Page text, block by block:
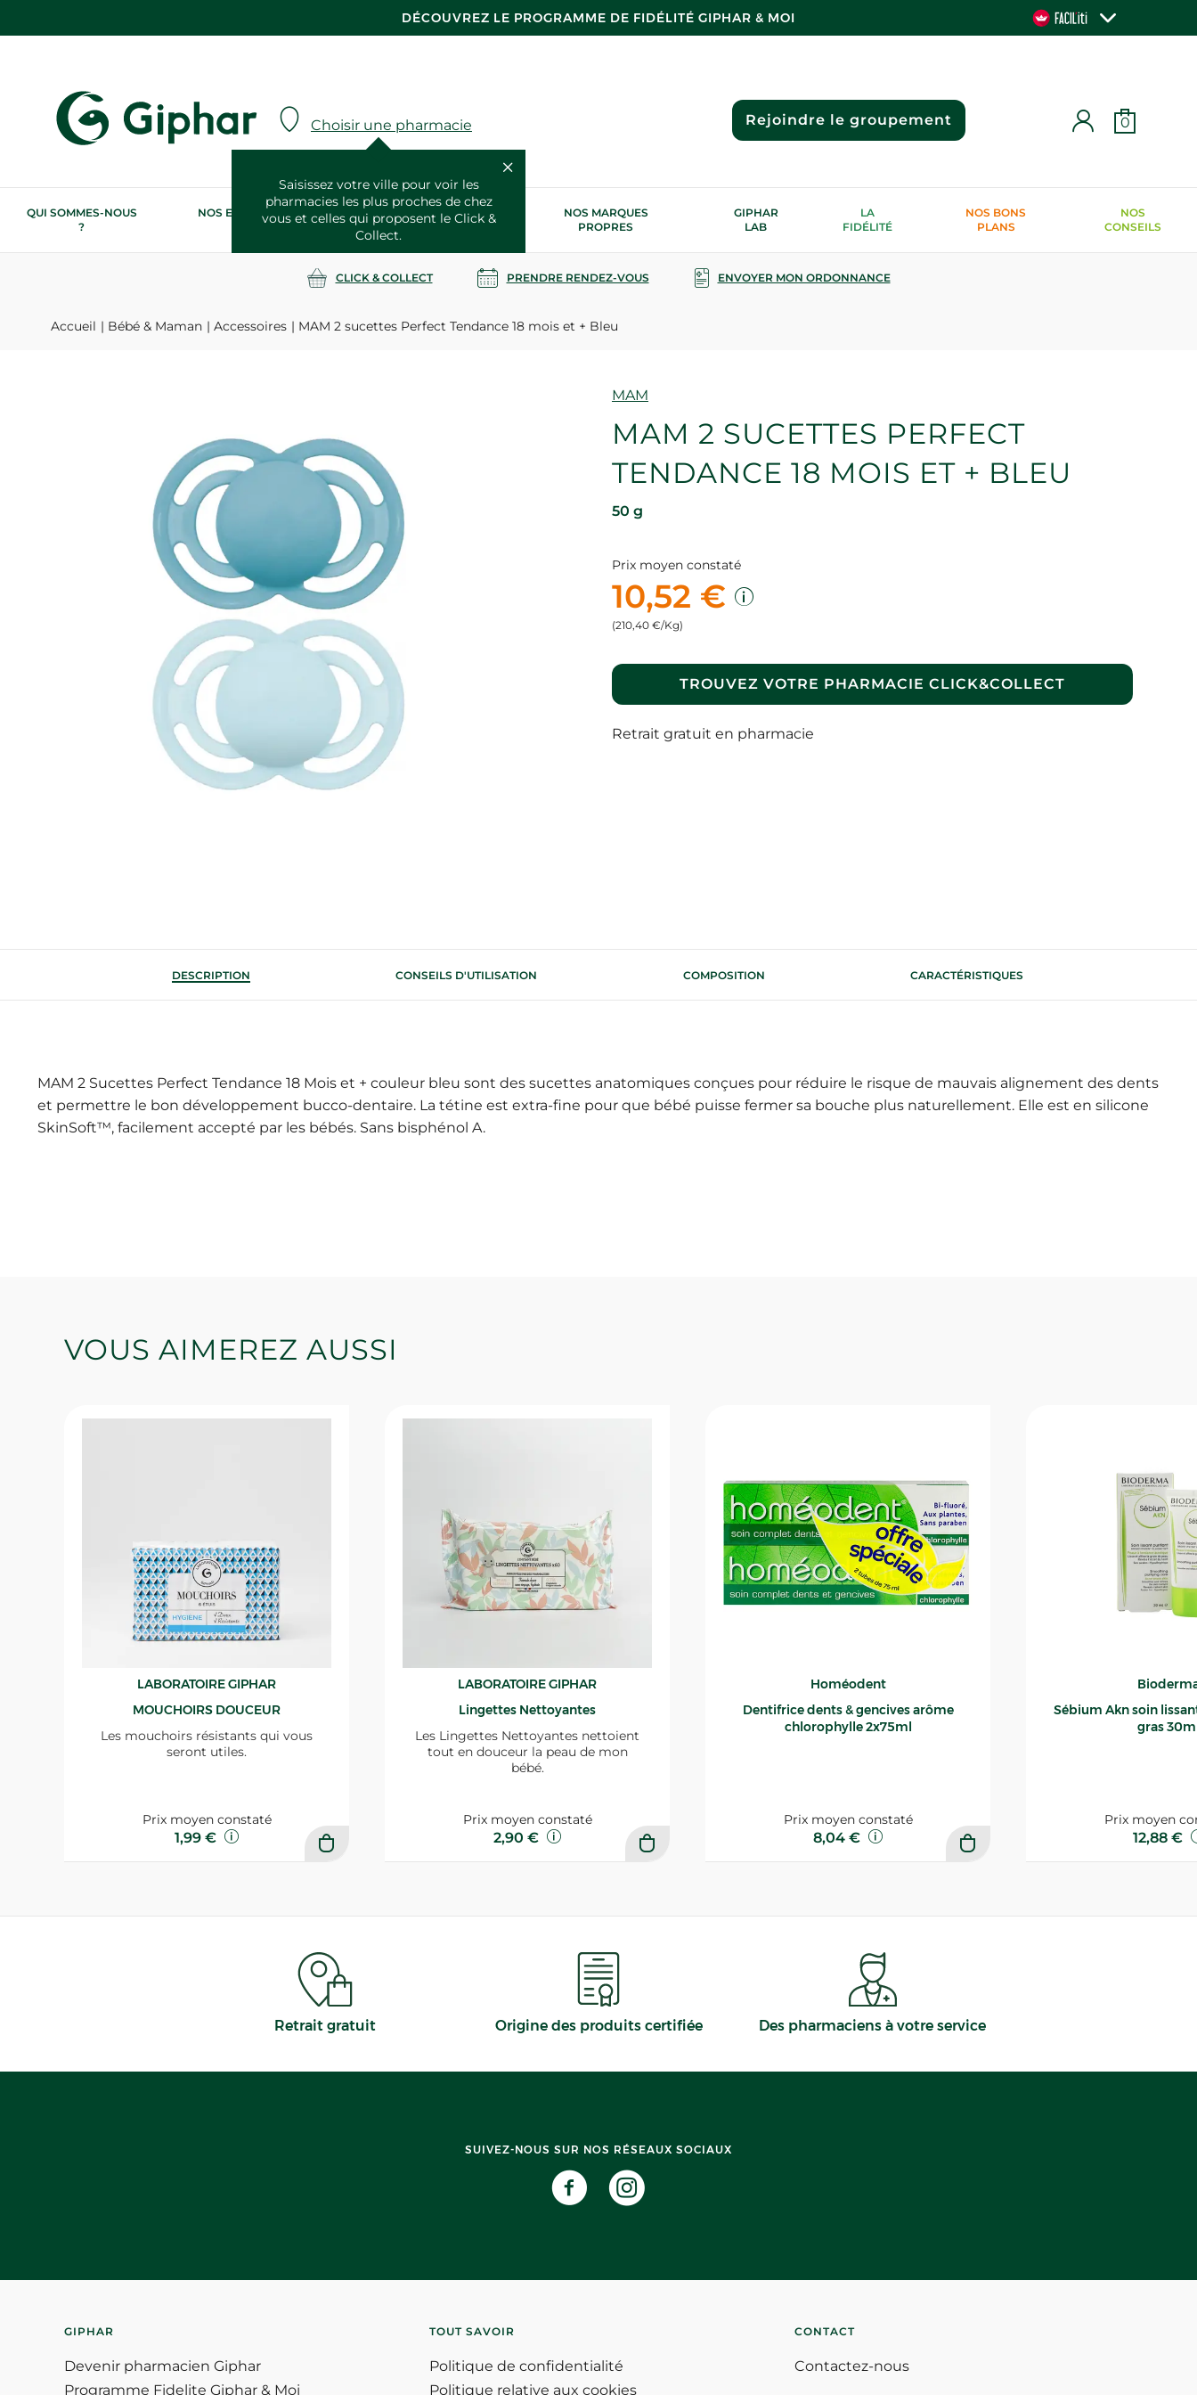
DÉCOUVREZ LE PROGRAMME DE FIDÉLITÉ GIPHAR & MOI
Choisir une pharmacie
Saisissez votre ville pour voir les
pharmacies les plus proches de chez
vous et celles qui proposent le Click &
Collect.
Rejoindre le groupement 0
QUI SOMMES-NOUS
?
NOS ENGAGEMENTS
RSE
NOS SERVICES
SANTÉ
NOS MARQUES
PROPRES
GIPHAR
LAB
LA
FIDÉLITÉ
NOS BONS
PLANS
NOS
CONSEILS
CLICK & COLLECT PRENDRE RENDEZ-VOUS ENVOYER MON ORDONNANCE
Accueil Bébé & Maman Accessoires MAM 2 sucettes Perfect Tendance 18 mois et + Bleu
Marque
MAM
MAM 2 SUCETTES PERFECT
TENDANCE 18 MOIS ET + BLEU
50 g
Prix moyen constaté
10,52 €
(210,40 €/Kg)
TROUVEZ VOTRE PHARMACIE CLICK&COLLECT
Retrait gratuit en pharmacie
DESCRIPTION CONSEILS D'UTILISATION COMPOSITION CARACTÉRISTIQUES
MAM 2 Sucettes Perfect Tendance 18 Mois et + couleur bleu sont des sucettes anatomiques conçues pour réduire le risque de mauvais alignement des dents
et permettre le bon développement bucco-dentaire. La tétine est extra-fine pour que bébé puisse fermer sa bouche plus naturellement. Elle est en silicone
SkinSoft™, facilement accepté par les bébés. Sans bisphénol A.
VOUS AIMEREZ AUSSI
LABORATOIRE GIPHAR
MOUCHOIRS DOUCEUR
Les mouchoirs résistants qui vous
seront utiles.
Prix moyen constaté
1,99 €
LABORATOIRE GIPHAR
Lingettes Nettoyantes
Les Lingettes Nettoyantes nettoient
tout en douceur la peau de mon
bébé.
Prix moyen constaté
2,90 €
Homéodent
Dentifrice dents & gencives arôme
chlorophylle 2x75ml
Prix moyen constaté
8,04 €
Sébium Akn soin lissant
gras
Prix moyen
12,88 €
Retrait gratuit Origine des produits certifiée Des pharmaciens à votre service
SUIVEZ-NOUS SUR NOS RÉSEAUX SOCIAUX
GIPHAR
Devenir pharmacien Giphar
Programme Fidelite Giphar & Moi
TOUT SAVOIR
Politique de confidentialité
Politique relative aux cookies
CONTACT
Contactez-nous